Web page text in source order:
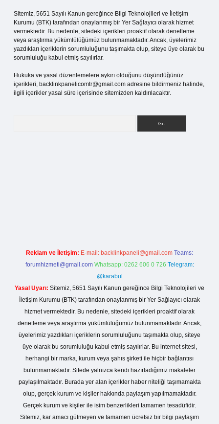
Sitemiz, 5651 Sayılı Kanun gereğince Bilgi Teknolojileri ve İletişim
Kurumu (BTK) tarafından onaylanmış bir Yer Sağlayıcı olarak hizmet
vermektedir. Bu nedenle, sitedeki içerikleri proaktif olarak denetleme
veya araştırma yükümlülüğümüz bulunmamaktadır. Ancak, üyelerimiz
yazdıkları içeriklerin sorumluluğunu taşımakta olup, siteye üye olarak bu
sorumluluğu kabul etmiş sayılırlar.
Hukuka ve yasal düzenlemelere aykırı olduğunu düşündüğünüz
içerikleri, backlinkpanelicomtr@gmail.com adresine bildirmeniz halinde,
ilgili içerikler yasal süre içerisinde sitemizden kaldırılacaktır.
Reklam ve İletişim: E-mail: backlinkpaneli@gmail.com Teams:
forumhizmeti@gmail.com Whatsapp: 0262 606 0 726 Telegram:
@karabul
Yasal Uyarı: Sitemiz, 5651 Sayılı Kanun gereğince Bilgi Teknolojileri ve
İletişim Kurumu (BTK) tarafından onaylanmış bir Yer Sağlayıcı olarak
hizmet vermektedir. Bu nedenle, sitedeki içerikleri proaktif olarak
denetleme veya araştırma yükümlülüğümüz bulunmamaktadır. Ancak,
üyelerimiz yazdıkları içeriklerin sorumluluğunu taşımakta olup, siteye
üye olarak bu sorumluluğu kabul etmiş sayılırlar. Bu internet sitesi,
herhangi bir marka, kurum veya şahıs şirketi ile hiçbir bağlantısı
bulunmamaktadır. Sitede yalnızca kendi hazırladığımız makaleler
paylaşılmaktadır. Burada yer alan içerikler haber niteliği taşımamakta
olup, gerçek kurum ve kişiler hakkında paylaşım yapılmamaktadır.
Gerçek kurum ve kişiler ile isim benzerlikleri tamamen tesadüfidir.
Sitemiz, kar amacı gütmeyen ve tamamen ücretsiz bir bilgi paylaşım